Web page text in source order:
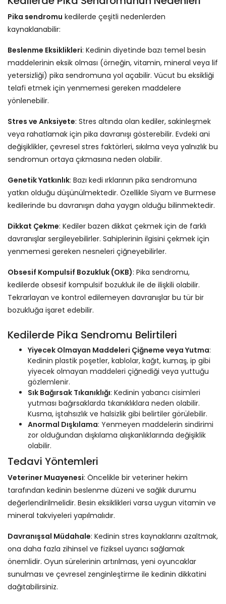
Pika sendromu kedilerde çeşitli nedenlerden
kaynaklanabilir:
Beslenme Eksiklikleri: Kedinin diyetinde bazı temel besin
maddelerinin eksik olması (örneğin, vitamin, mineral veya lif
yetersizliği) pika sendromuna yol açabilir. Vücut bu eksikliği
telafi etmek için yenmemesi gereken maddelere
yönlenebilir.
Stres ve Anksiyete: Stres altında olan kediler, sakinleşmek
veya rahatlamak için pika davranışı gösterebilir. Evdeki ani
değişiklikler, çevresel stres faktörleri, sıkılma veya yalnızlık bu
sendromun ortaya çıkmasına neden olabilir.
Genetik Yatkınlık: Bazı kedi ırklarının pika sendromuna
yatkın olduğu düşünülmektedir. Özellikle Siyam ve Burmese
kedilerinde bu davranışın daha yaygın olduğu bilinmektedir.
Dikkat Çekme: Kediler bazen dikkat çekmek için de farklı
davranışlar sergileyebilirler. Sahiplerinin ilgisini çekmek için
yenmemesi gereken nesneleri çiğneyebilirler.
Obsesif Kompulsif Bozukluk (OKB): Pika sendromu,
kedilerde obsesif kompulsif bozukluk ile de ilişkili olabilir.
Tekrarlayan ve kontrol edilemeyen davranışlar bu tür bir
bozukluğa işaret edebilir.
Kedilerde Pika Sendromu Belirtileri
Yiyecek Olmayan Maddeleri Çiğneme veya Yutma:
Kedinin plastik poşetler, kablolar, kağıt, kumaş, ip gibi
yiyecek olmayan maddeleri çiğnediği veya yuttuğu
gözlemlenir.
Sık Bağırsak Tıkanıklığı: Kedinin yabancı cisimleri
yutması bağırsaklarda tıkanıklıklara neden olabilir.
Kusma, iştahsızlık ve halsizlik gibi belirtiler görülebilir.
Anormal Dışkılama: Yenmeyen maddelerin sindirimi
zor olduğundan dışkılama alışkanlıklarında değişiklik
olabilir.
Tedavi Yöntemleri
Veteriner Muayenesi: Öncelikle bir veteriner hekim
tarafından kedinin beslenme düzeni ve sağlık durumu
değerlendirilmelidir. Besin eksiklikleri varsa uygun vitamin ve
mineral takviyeleri yapılmalıdır.
Davranışsal Müdahale: Kedinin stres kaynaklarını azaltmak,
ona daha fazla zihinsel ve fiziksel uyarıcı sağlamak
önemlidir. Oyun sürelerinin artırılması, yeni oyuncaklar
sunulması ve çevresel zenginleştirme ile kedinin dikkatini
dağıtabilirsiniz.